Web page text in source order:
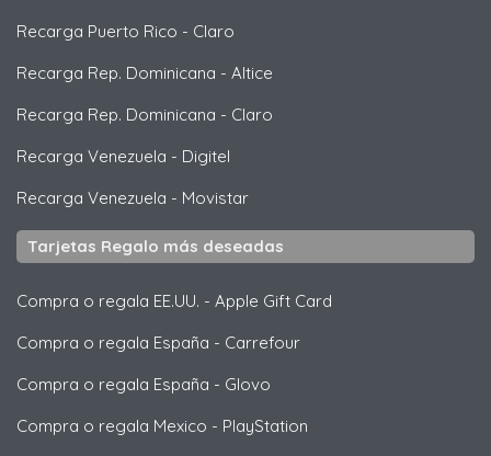
Recarga Puerto Rico - Claro
Recarga Rep. Dominicana - Altice
Recarga Rep. Dominicana - Claro
Recarga Venezuela - Digitel
Recarga Venezuela - Movistar
Tarjetas Regalo más deseadas
Compra o regala EE.UU. - Apple Gift Card
Compra o regala España - Carrefour
Compra o regala España - Glovo
Compra o regala Mexico - PlayStation